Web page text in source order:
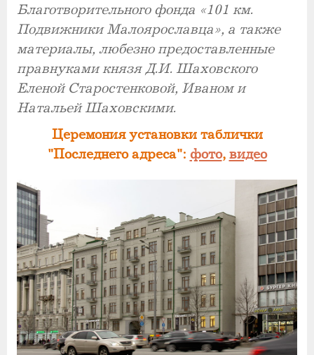
Благотворительного фонда «101 км.
Подвижники Малоярославца», а также
материалы, любезно предоставленные
правнуками князя Д.И. Шаховского
Еленой Старостенковой, Иваном и
Натальей Шаховскими.
Церемония установки таблички
"Последнего адреса": фото, видео